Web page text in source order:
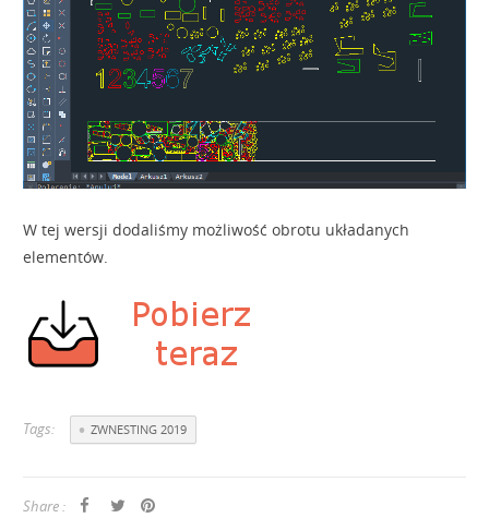
W tej wersji dodaliśmy możliwość obrotu układanych
elementów.
Tags: ZWNESTING 2019
Share :